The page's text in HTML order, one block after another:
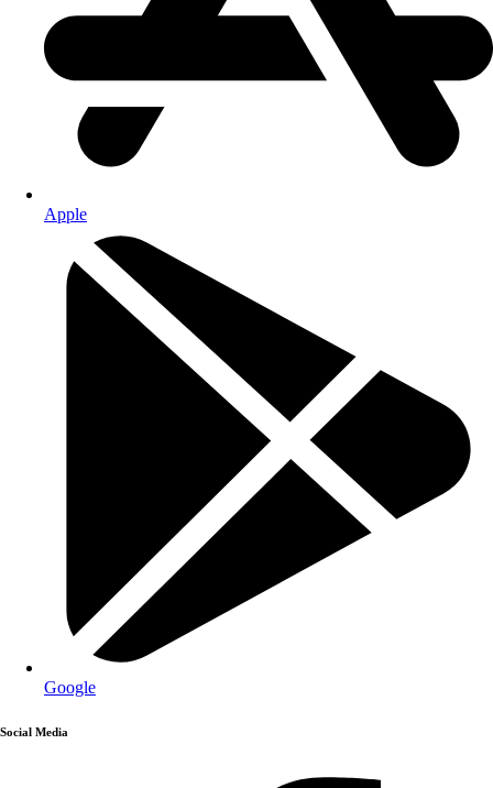
Apple
Google
Social Media